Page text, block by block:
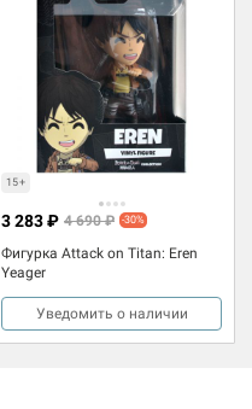
15+
Фигурка Attack on Titan: Eren
Yeager
3 283 ₽ 4 690 ₽ -30%
Уведомить о наличии